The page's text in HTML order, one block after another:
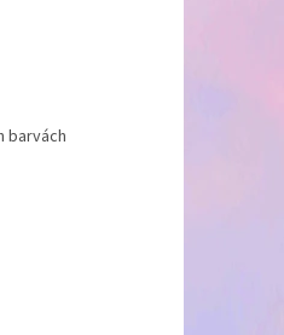
barvách